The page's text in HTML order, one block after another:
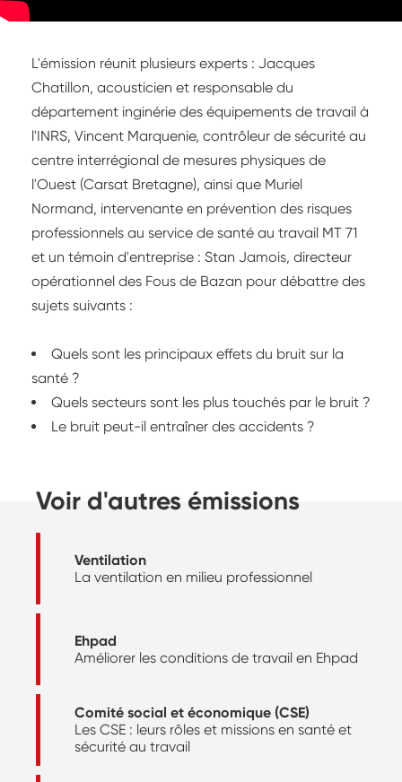
L'émission réunit plusieurs experts : Jacques
Chatillon, acousticien et responsable du
département inginérie des équipements de travail à
l'INRS, Vincent Marquenie, contrôleur de sécurité au
centre interrégional de mesures physiques de
l'Ouest (Carsat Bretagne), ainsi que Muriel
Normand, intervenante en prévention des risques
professionnels au service de santé au travail MT 71
et un témoin d'entreprise : Stan Jamois, directeur
opérationnel des Fous de Bazan pour débattre des
sujets suivants :
Quels sont les principaux effets du bruit sur la
santé ?
Quels secteurs sont les plus touchés par le bruit ?
Le bruit peut-il entraîner des accidents ?
Voir d'autres émissions
Ventilation
La ventilation en milieu professionnel
Ehpad
Améliorer les conditions de travail en Ehpad
Comité social et économique (CSE)
Les CSE : leurs rôles et missions en santé et
sécurité au travail